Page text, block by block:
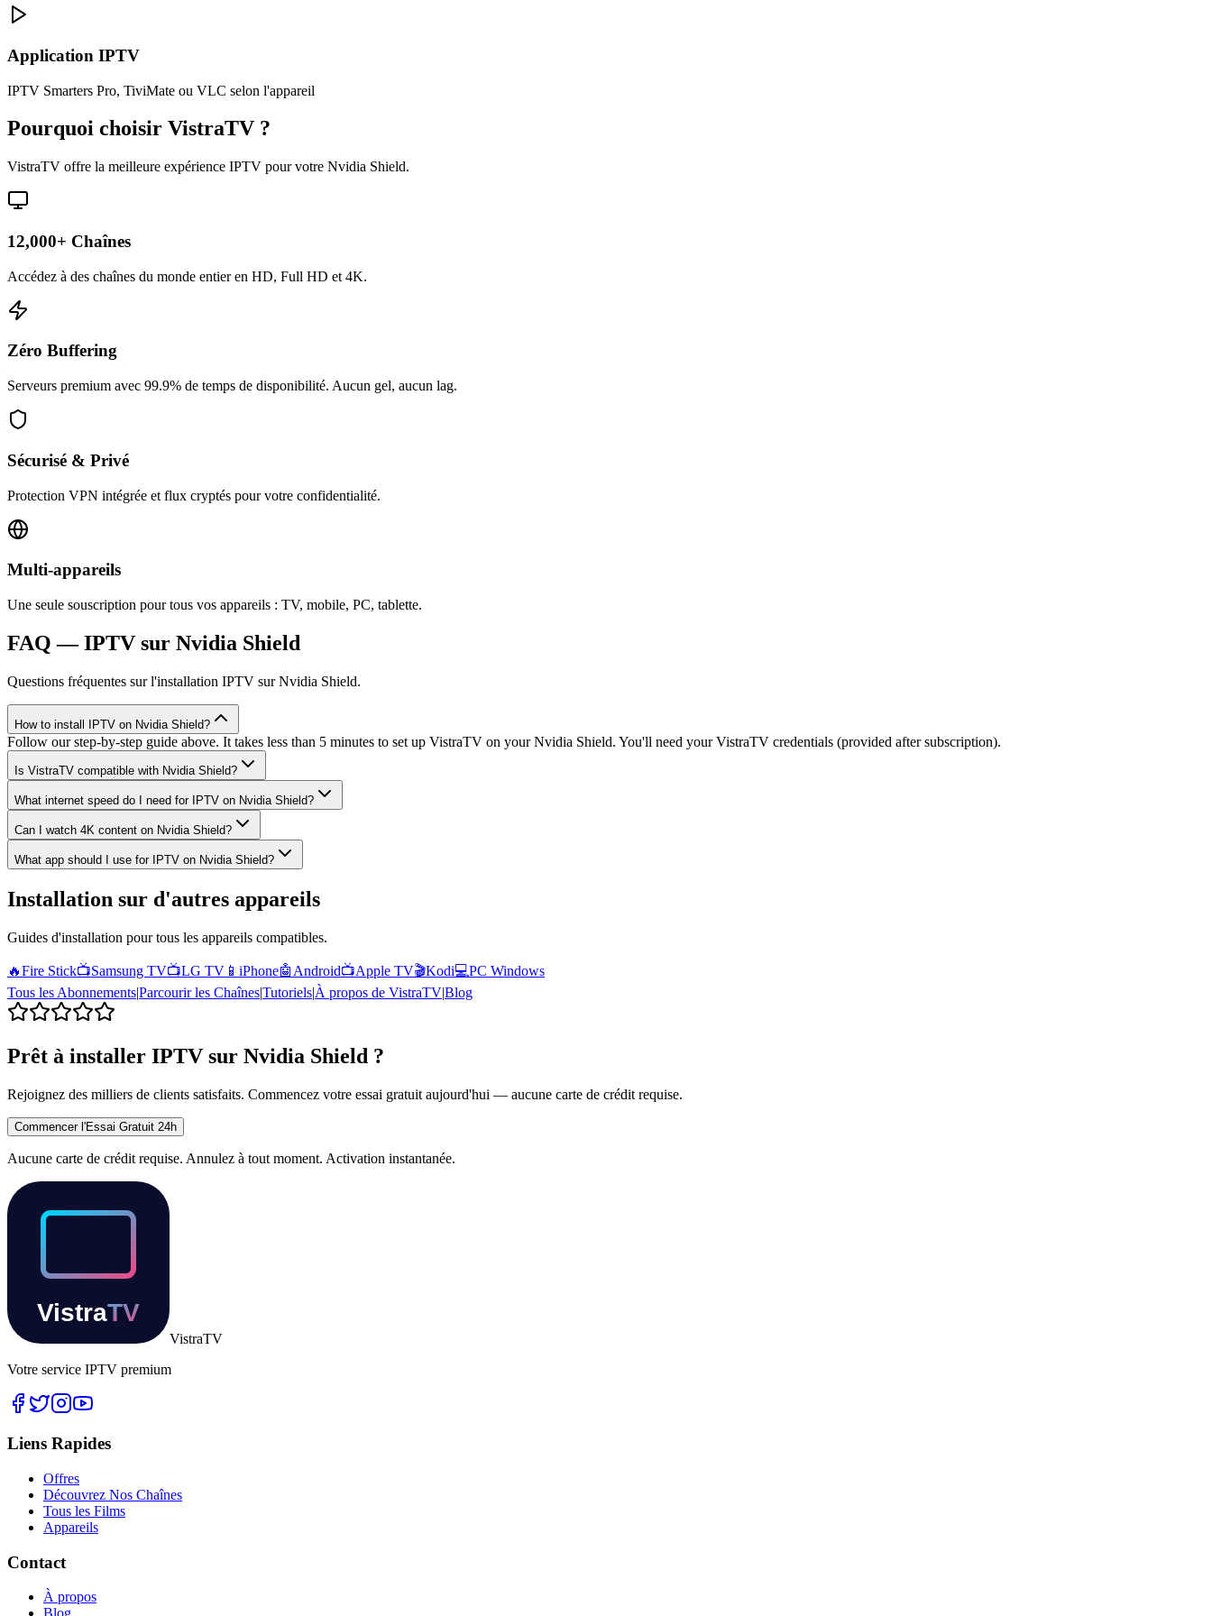
Application IPTV
IPTV Smarters Pro, TiviMate ou VLC selon l'appareil
Pourquoi choisir VistraTV ?
VistraTV offre la meilleure expérience IPTV pour votre Nvidia Shield.
12,000+ Chaînes
Accédez à des chaînes du monde entier en HD, Full HD et 4K.
Zéro Buffering
Serveurs premium avec 99.9% de temps de disponibilité. Aucun gel, aucun lag.
Sécurisé & Privé
Protection VPN intégrée et flux cryptés pour votre confidentialité.
Multi-appareils
Une seule souscription pour tous vos appareils : TV, mobile, PC, tablette.
FAQ — IPTV sur Nvidia Shield
Questions fréquentes sur l'installation IPTV sur Nvidia Shield.
How to install IPTV on Nvidia Shield?
Follow our step-by-step guide above. It takes less than 5 minutes to set up VistraTV on your Nvidia Shield. You'll need your VistraTV credentials (provided after subscription).
Is VistraTV compatible with Nvidia Shield?
What internet speed do I need for IPTV on Nvidia Shield?
Can I watch 4K content on Nvidia Shield?
What app should I use for IPTV on Nvidia Shield?
Installation sur d'autres appareils
Guides d'installation pour tous les appareils compatibles.
🔥Fire Stick📺Samsung TV📺LG TV 📱 iPhone🤖 Android📺Apple TV🎬Kodi💻PC Windows
Tous les Abonnements|Parcourir les Chaînes|Tutoriels|À propos de VistraTV|Blog
Prêt à installer IPTV sur Nvidia Shield ?
Rejoignez des milliers de clients satisfaits. Commencez votre essai gratuit aujourd'hui — aucune carte de crédit requise.
Commencer l'Essai Gratuit 24h
Aucune carte de crédit requise. Annulez à tout moment. Activation instantanée.
VistraTV
Votre service IPTV premium
Liens Rapides
Offres
Découvrez Nos Chaînes
Tous les Films
Appareils
Contact
À propos